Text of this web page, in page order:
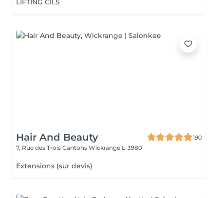
LIFTING CILS
Hair And Beauty
190
7, Rue des Trois Cantons Wickrange L-3980
Extensions (sur devis)